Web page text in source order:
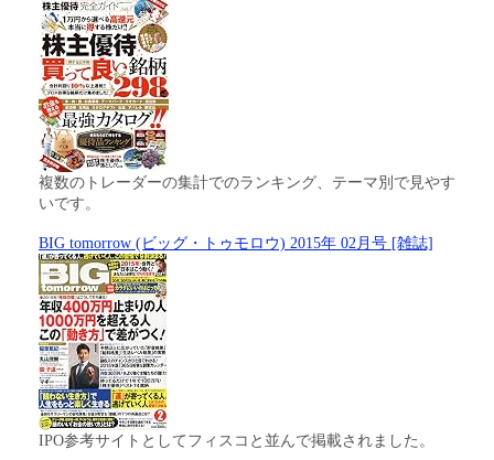
複数のトレーダーの集計でのランキング、テーマ別で見やす
いです。
BIG tomorrow (ビッグ・トゥモロウ) 2015年 02月号 [雑誌]
IPO参考サイトとしてフィスコと並んで掲載されました。